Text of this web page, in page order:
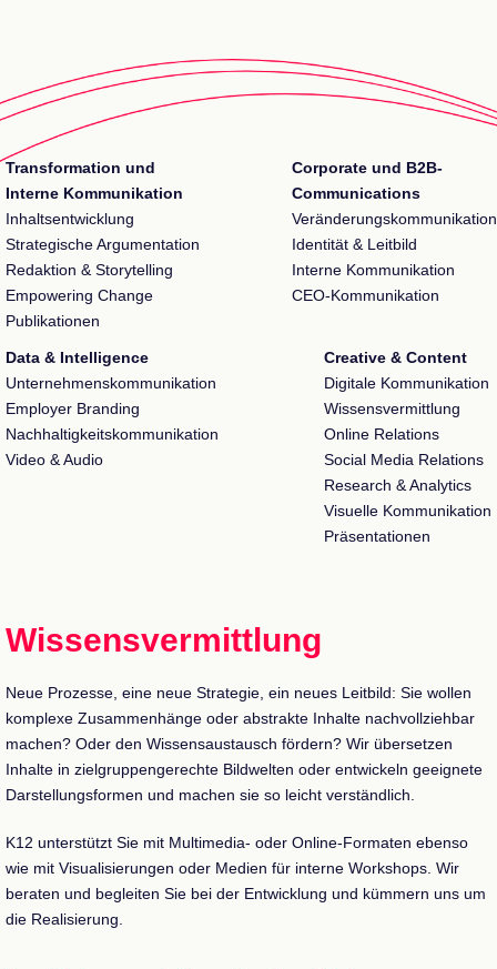
Transformation und
Interne Kommunikation
Inhaltsentwicklung
Strategische Argumentation
Redaktion & Storytelling
Empowering Change
Publikationen
Corporate und B2B-
Communications
Veränderungskommunikation
Identität & Leitbild
Interne Kommunikation
CEO-Kommunikation
Data & Intelligence
Unternehmenskommunikation
Employer Branding
Nachhaltigkeitskommunikation
Video & Audio
Creative & Content
Digitale Kommunikation
Wissensvermittlung
Online Relations
Social Media Relations
Research & Analytics
Visuelle Kommunikation
Präsentationen
Wissensvermittlung
Neue Prozesse, eine neue Strategie, ein neues Leitbild: Sie wollen
komplexe Zusammenhänge oder abstrakte Inhalte nachvollziehbar
machen? Oder den Wissensaustausch fördern? Wir übersetzen
Inhalte in zielgruppengerechte Bildwelten oder entwickeln geeignete
Darstellungsformen und machen sie so leicht verständlich.
K12 unterstützt Sie mit Multimedia- oder Online-Formaten ebenso
wie mit Visualisierungen oder Medien für interne Workshops. Wir
beraten und begleiten Sie bei der Entwicklung und kümmern uns um
die Realisierung.